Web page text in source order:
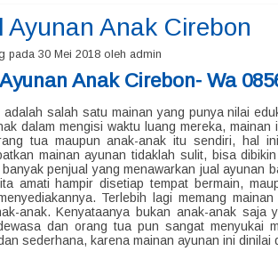
Ayunan Anak Cirebon
pada 30 Mei 2018 oleh admin
Anak Cirebon- Wa
adalah salah satu mainan yang punya nilai
dalam mengisi waktu luang mereka, mainan
tua maupun anak-anak itu sendiri, hal
mainan ayunan tidaklah sulit, bisa
banyak penjual yang menawarkan jual ayunan
amati hampir disetiap tempat bermain,
Terlebih lagi memang
anak. Kenyataanya bukan anak-anak saja
dan orang tua pun sangat menyukai
sederhana, karena mainan ayunan ini dinilai